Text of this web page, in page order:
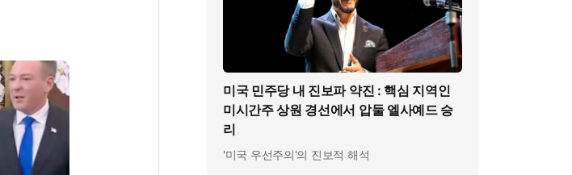
미국 민주당 내 진보파 약진 : 핵심 지역인
미시간주 상원 경선에서 압둘 엘사예드 승
리
'미국 우선주의'의 진보적 해석